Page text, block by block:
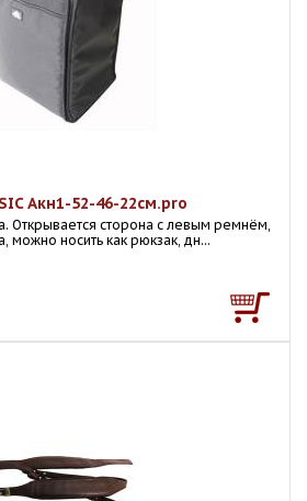
Акн1-52-46-22см.pro
Открывается сторона с левым ремнём,
можно носить как рюкзак, дн...